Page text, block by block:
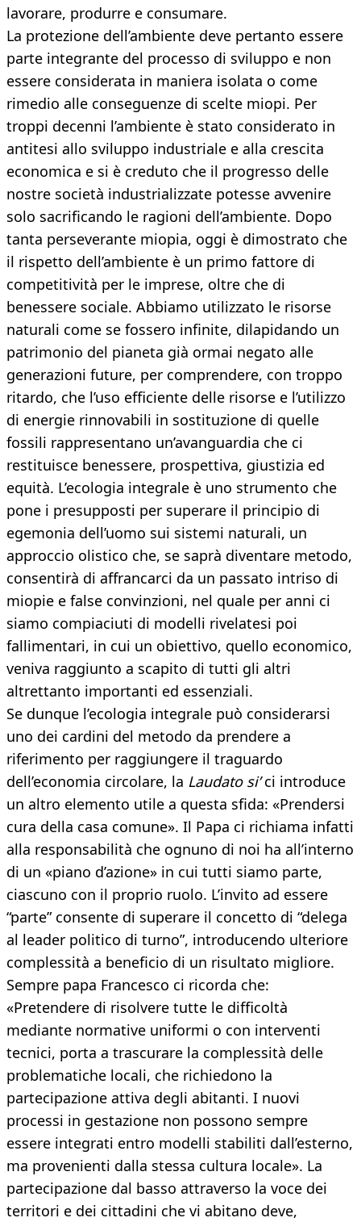
lavorare, produrre e consumare.
La protezione dell’ambiente deve pertanto essere
parte integrante del processo di sviluppo e non
essere considerata in maniera isolata o come
rimedio alle conseguenze di scelte miopi. Per
troppi decenni l’ambiente è stato considerato in
antitesi allo sviluppo industriale e alla crescita
economica e si è creduto che il progresso delle
nostre società industrializzate potesse avvenire
solo sacrificando le ragioni dell’ambiente. Dopo
tanta perseverante miopia, oggi è dimostrato che
il rispetto dell’ambiente è un primo fattore di
competitività per le imprese, oltre che di
benessere sociale. Abbiamo utilizzato le risorse
naturali come se fossero infinite, dilapidando un
patrimonio del pianeta già ormai negato alle
generazioni future, per comprendere, con troppo
ritardo, che l’uso efficiente delle risorse e l’utilizzo
di energie rinnovabili in sostituzione di quelle
fossili rappresentano un’avanguardia che ci
restituisce benessere, prospettiva, giustizia ed
equità. L’ecologia integrale è uno strumento che
pone i presupposti per superare il principio di
egemonia dell’uomo sui sistemi naturali, un
approccio olistico che, se saprà diventare metodo,
consentirà di affrancarci da un passato intriso di
miopie e false convinzioni, nel quale per anni ci
siamo compiaciuti di modelli rivelatesi poi
fallimentari, in cui un obiettivo, quello economico,
veniva raggiunto a scapito di tutti gli altri
altrettanto importanti ed essenziali.
Se dunque l’ecologia integrale può considerarsi
uno dei cardini del metodo da prendere a
riferimento per raggiungere il traguardo
dell’economia circolare, la Laudato si’ci introduce
un altro elemento utile a questa sfida: «Prendersi
cura della casa comune». Il Papa ci richiama infatti
alla responsabilità che ognuno di noi ha all’interno
di un «piano d’azione» in cui tutti siamo parte,
ciascuno con il proprio ruolo. L’invito ad essere
“parte” consente di superare il concetto di “delega
al leader politico di turno”, introducendo ulteriore
complessità a beneficio di un risultato migliore.
Sempre papa Francesco ci ricorda che:
«Pretendere di risolvere tutte le difficoltà
mediante normative uniformi o con interventi
tecnici, porta a trascurare la complessità delle
problematiche locali, che richiedono la
partecipazione attiva degli abitanti. I nuovi
processi in gestazione non possono sempre
essere integrati entro modelli stabiliti dall’esterno,
ma provenienti dalla stessa cultura locale». La
partecipazione dal basso attraverso la voce dei
territori e dei cittadini che vi abitano deve,